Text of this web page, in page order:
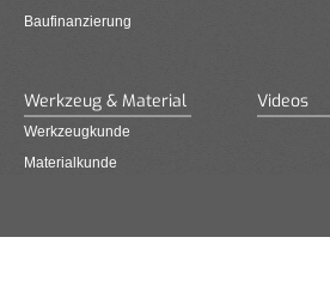
Baufinanzierung
Werkzeug & Material
Werkzeugkunde
Materialkunde
Videos